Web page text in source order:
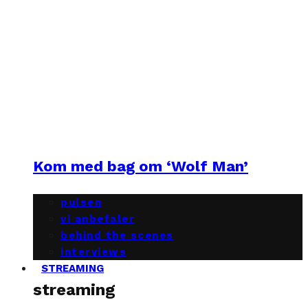
Kom med bag om ‘Wolf Man’
pulsen
vi anbefaler
behind the scenes
interviews
STREAMING
streaming